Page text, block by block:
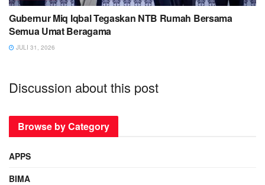
Gubernur Miq Iqbal Tegaskan NTB Rumah Bersama
Semua Umat Beragama
JULI 31, 2026
Discussion about this post
Browse by Category
APPS
BIMA